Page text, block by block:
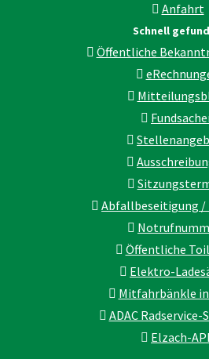
Anfahrt
Schnell
Öffentliche
Abfallbeseitigung /
Öffentliche
Elektro-
Mitfahrbänkle
ADAC
Elzach-